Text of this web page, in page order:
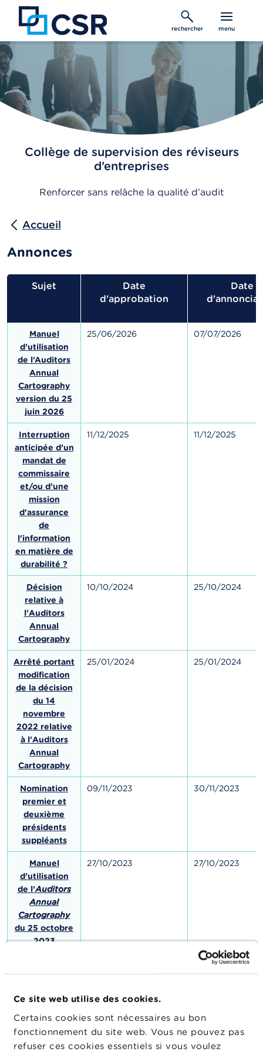
Ce site web utilise des cookies.
Certains cookies sont nécessaires au bon
fonctionnement du site web. Vous ne pouvez pas
refuser ces cookies essentiels si vous voulez
Aller
contenu
principal
rechercher menu
Collège de supervision des réviseurs
d’entreprises
Renforcer sans relâche la qualité d’audit
Accueil
Annonces
Sujet
Date
d'approbation
Date
Manuel
d’utilisation
de l’Auditors
Annual
Cartography
version du 25
juin 2026
25/06/2026 07/07/2026
Interruption
anticipée d’un
mandat de
commissaire
et/ou d’une
mission
d'assurance
de
l'information
en matière de
durabilité ?
11/12/2025 11/12/2025
Décision
relative à
l'Auditors
Annual
Cartography
10/10/2024 25/10/2024
Arrêté portant
modification
de la décision
du 14
novembre
2022 relative
à l'Auditors
Annual
Cartography
25/01/2024 25/01/2024
Nomination
premier et
deuxième
présidents
suppléants
09/11/2023 30/11/2023
Manuel
d’utilisation
de l’Auditors
Annual
Cartography
du 25 octobre
2023
27/10/2023 27/10/2023
d'équivalence
17/07/2023
Arrêté de
25/05/2023
Arrêté 27/04/2023 27/04/2023